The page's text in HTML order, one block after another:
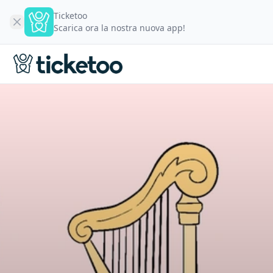
Ticketoo
Scarica ora la nostra nuova app!